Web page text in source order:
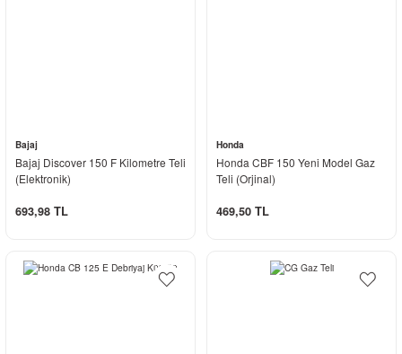
Bajaj
Bajaj Discover 150 F Kilometre Teli
(Elektronik)
693,98 TL
Honda
Honda CBF 150 Yeni Model Gaz
Teli (Orjinal)
469,50 TL